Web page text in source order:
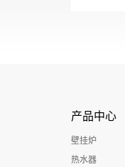
产品中心
壁挂炉
热水器